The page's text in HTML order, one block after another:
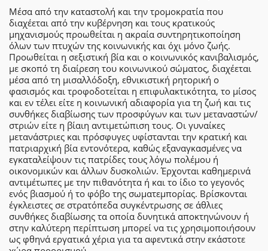
Μέσα από την καταστολή και την τρομοκρατία που
διαχέεται από την κυβέρνηση και τους κρατικούς
μηχανισμούς προωθείται η ακραία συντηρητικοποίηση
όλων των πτυχών της κοινωνικής και όχι μόνο ζωής.
Προωθείται η σεξιστική βία και ο κοινωνικός κανιβαλισμός,
με σκοπό τη διαίρεση του κοινωνικού σώματος, διαχέεται
μέσα από τη μισαλλόδοξη, εθνικιστική ρητορική ο
φασισμός και τροφοδοτείται η επιφυλακτικότητα, το μίσος
και εν τέλει είτε η κοινωνική αδιαφορία για τη ζωή και τις
συνθήκες διαβίωσης των προσφύγων και των μεταναστών/
στριών είτε η βίαιη αντιμετώπιση τους. Οι γυναίκες
μετανάστριες και πρόσφυγες υφίστανται την κρατική και
πατριαρχική βία εντονότερα, καθώς εξαναγκασμένες να
εγκαταλείψουν τις πατρίδες τους λόγω πολέμου ή
οικονομικών και άλλων δυσκολιών. Έρχονται καθημερινά
αντιμέτωπες με την πιθανότητα ή και το ίδιο το γεγονός
ενός βιασμού ή το φόβο της σωματεμπορίας. Βρίσκονται
έγκλειστες σε στρατόπεδα συγκέντρωσης σε άθλιες
συνθήκες διαβίωσης τα οποία δυνητικά αποκτηνώνουν ή
στην καλύτερη περίπτωση μπορεί να τις χρησιμοποιήσουν
ως φθηνά εργατικά χέρια για τα αφεντικά στην εκάστοτε